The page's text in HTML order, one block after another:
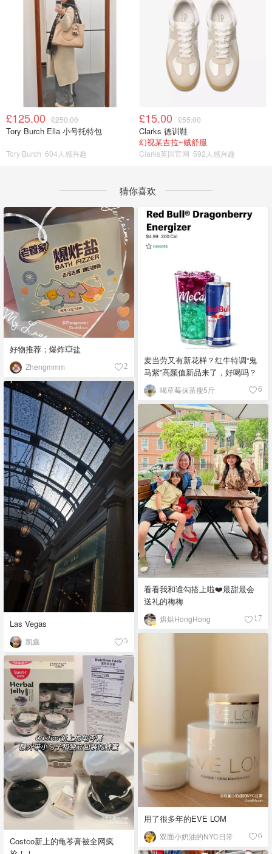
£125.00 £250.00
Tory Burch Ella 小号托特包
Tory Burch 604人感兴趣
£15.00 £55.00
Clarks 德训鞋
幻视某吉拉~贼舒服
Clarks英国官网 592人感兴趣
猜你喜欢
好物推荐；爆炸💥盐
Zhengmmm 2
麦当劳又有新花样？红牛特调“鬼
马紫”高颜值新品来了，好喝吗？
喝草莓抹茶瘦5斤 6
Las Vegas
凯鑫 5
看看我和谁勾搭上啦❤️最甜最会
送礼的梅梅
烘烘HongHong 17
用了很多年的EVE LOM
双面小奶油的NYC日常 6
Costco新上的龟苓膏被全网疯